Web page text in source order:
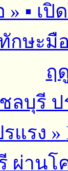
» ▪︎ เ
กษะมื
ฤ
ลบุรี ป
แรง »
ผ่านโ